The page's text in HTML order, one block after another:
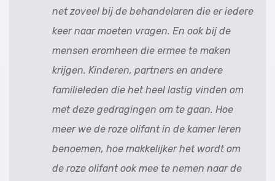
net zoveel bij de behandelaren die er iedere
keer naar moeten vragen. En ook bij de
mensen eromheen die ermee te maken
krijgen. Kinderen, partners en andere
familieleden die het heel lastig vinden om
met deze gedragingen om te gaan. Hoe
meer we de roze olifant in de kamer leren
benoemen, hoe makkelijker het wordt om
de roze olifant ook mee te nemen naar de